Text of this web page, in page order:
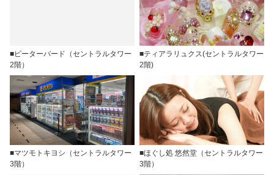
■ピーターバード（セントラルタワー
2階）
■ティアラリュクス(セントラルタワー
2階)
■マツモトキヨシ（セントラルタワー
3階）
■ほぐし処 悠然堂（セントラルタワー
3階）